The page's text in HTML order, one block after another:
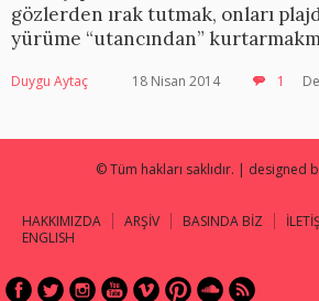
gözlerden ırak tutmak, onları
yürüme “utancından”
Duygu Aytaç 18 Nisan 2014 1
© Tüm hakları saklıdır. | designed
HAKKIMIZDA ARŞİV BASINDA BİZ
ENGLISH